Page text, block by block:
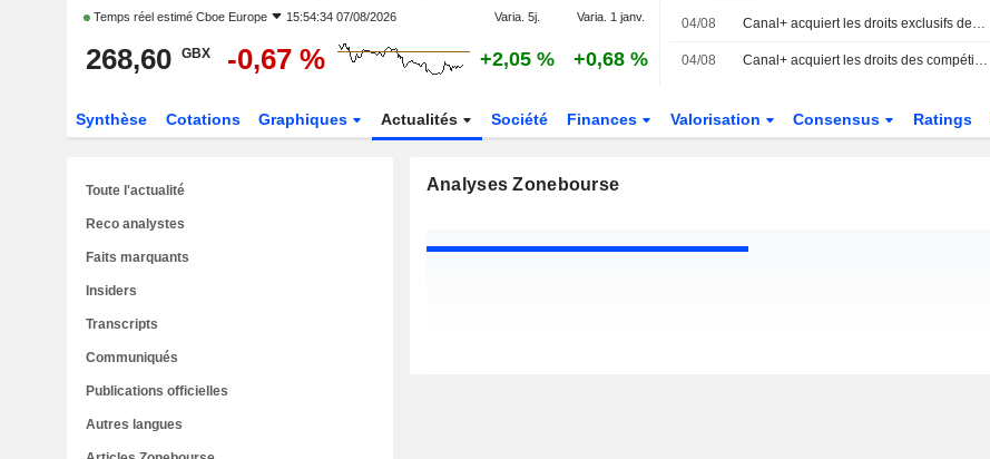
Temps réel estimé Cboe Europe 15:54:34 07/08/2026 Varia. 5j. Varia. 1 janv.
268,60 GBX -0,67 % +2,05 % +0,68 %
04/08 Canal+ acquiert les droits exclusifs des compétitions interclubs masculines de l'UEFA en Afrique subsaharienne
04/08 Canal+ acquiert les droits des compétitions interclubs de l'UEFA en Afrique subsaharienne
Synthèse Cotations Graphiques Actualités Société Finances Valorisation Consensus Ratings
Analyses Zonebourse
Toute l'actualité
Reco analystes
Faits marquants
Insiders
Transcripts
Communiqués
Publications officielles
Autres langues